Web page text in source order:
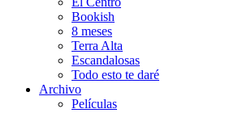
Bookish
8 meses
Terra Alta
Escandalosas
Todo esto te daré
Archivo
Películas